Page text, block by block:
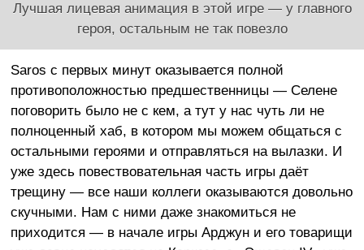
Лучшая лицевая анимация в этой игре — у главного
героя, остальным не так повезло
Saros с первых минут оказывается полной
противоположностью предшественницы — Селене
поговорить было не с кем, а тут у нас чуть ли не
полноценный хаб, в котором мы можем общаться с
остальными героями и отправляться на вылазки. И
уже здесь повествовательная часть игры даёт
трещину — все наши коллеги оказываются довольно
скучными. Нам с ними даже знакомиться не
приходится — в начале игры Арджун и его товарищи